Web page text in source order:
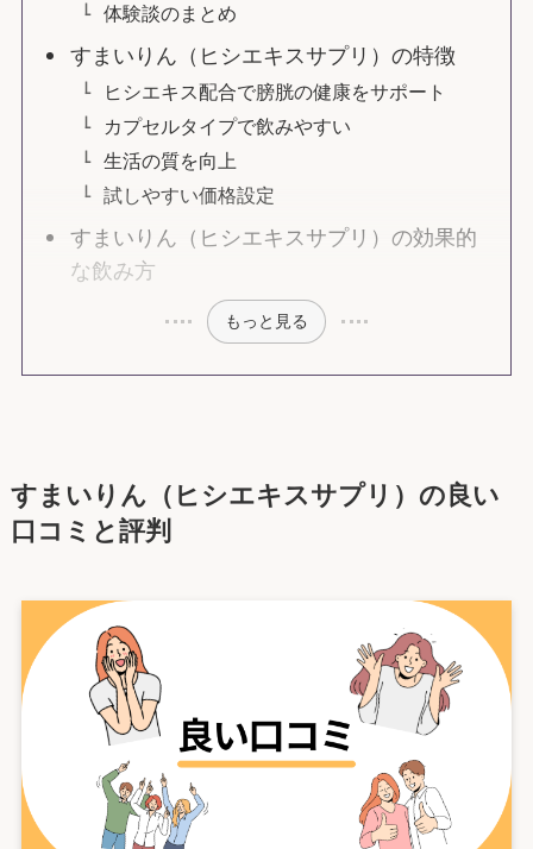
体験談のまとめ
すまいりん（ヒシエキスサプリ）の特徴
ヒシエキス配合で膀胱の健康をサポート
カプセルタイプで飲みやすい
生活の質を向上
試しやすい価格設定
すまいりん（ヒシエキスサプリ）の効果的
な飲み方
もっと見る
すまいりん（ヒシエキスサプリ）の良い
口コミと評判